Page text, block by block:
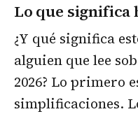
Lo que significa
¿Y qué significa
alguien que lee
2026? Lo primero
simplificaciones.